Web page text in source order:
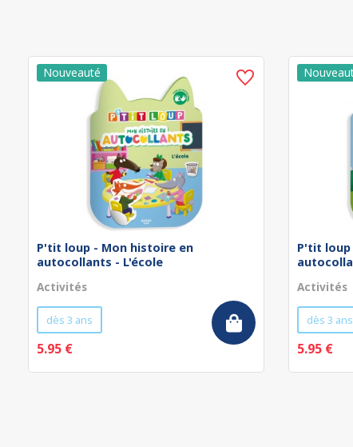
P'tit loup - Mon histoire en
autocollants - L'école
Activités
dès 3 ans
5.95 €
P'tit loup
Activités
dès 3 ans
5.95 €